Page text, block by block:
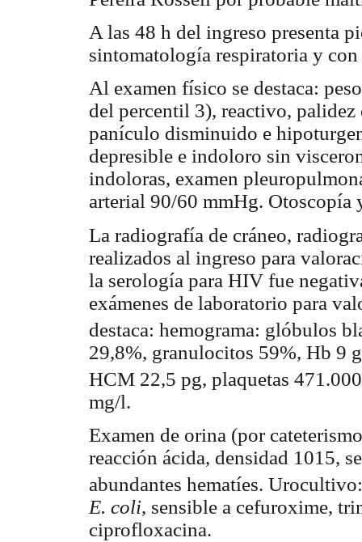
A las 48 h del ingreso presenta
sintomatología respiratoria y
Al examen físico se destaca:
del percentil 3), reactivo,
panículo disminuido e
depresible e indoloro sin
indoloras, examen
arterial 90/60 mmHg. Otoscopía
La radiografía de cráneo,
realizados al ingreso para
la serología para HIV fue
exámenes de laboratorio para
destaca: hemograma: glóbulos
29,8%, granulocitos 59%, Hb 9
HCM 22,5 pg, plaquetas
mg/l.
Examen de orina (por
reacción ácida, densidad 1015,
abundantes hematíes.
E. coli, sensible a cefuroxime,
ciprofloxacina.